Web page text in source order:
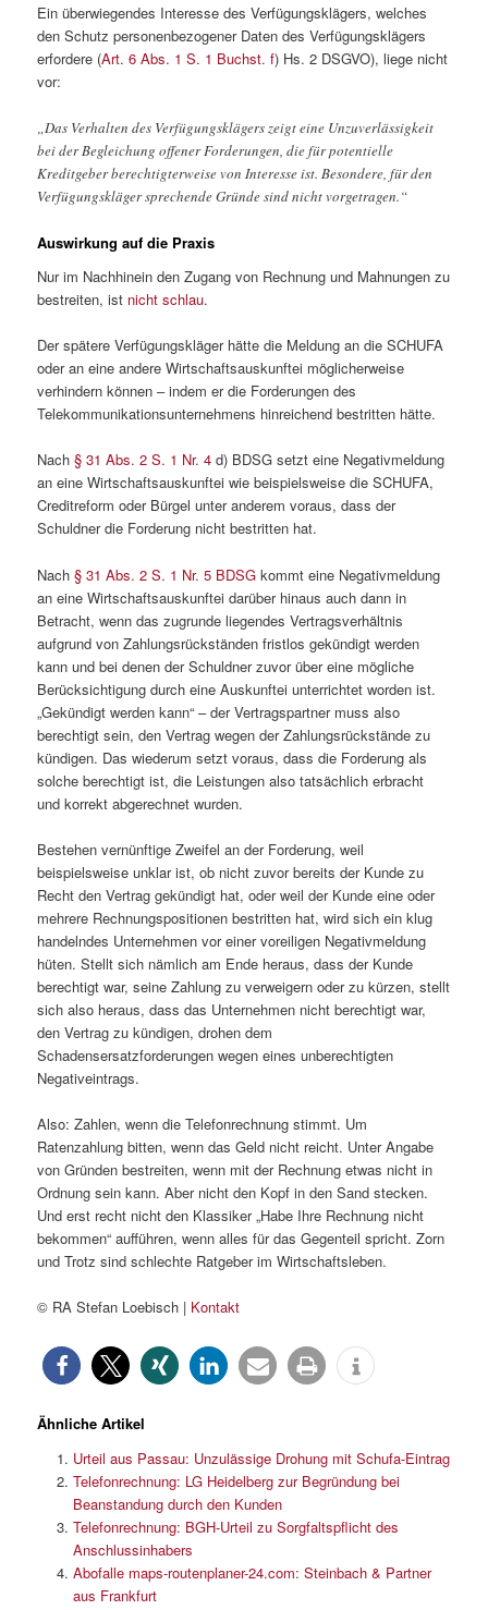
Ein überwiegendes Interesse des Verfügungsklägers, welches
den Schutz personenbezogener Daten des Verfügungsklägers
erfordere (Art. 6 Abs. 1 S. 1 Buchst. f) Hs. 2 DSGVO), liege nicht
vor:
„Das Verhalten des Verfügungsklägers zeigt eine Unzuverlässigkeit
bei der Begleichung offener Forderungen, die für potentielle
Kreditgeber berechtigterweise von Interesse ist. Besondere, für den
Verfügungskläger sprechende Gründe sind nicht vorgetragen.“
Auswirkung auf die Praxis
Nur im Nachhinein den Zugang von Rechnung und Mahnungen zu
bestreiten, ist nicht schlau.
Der spätere Verfügungskläger hätte die Meldung an die SCHUFA
oder an eine andere Wirtschaftsauskunftei möglicherweise
verhindern können – indem er die Forderungen des
Telekommunikationsunternehmens hinreichend bestritten hätte.
Nach§ 31 Abs. 2 S. 1 Nr. 4 d) BDSG setzt eine Negativmeldung
an eine Wirtschaftsauskunftei wie beispielsweise die SCHUFA,
Creditreform oder Bürgel unter anderem voraus, dass der
Schuldner die Forderung nicht bestritten hat.
Nach§ 31 Abs. 2 S. 1 Nr. 5 BDSG kommt eine Negativmeldung
an eine Wirtschaftsauskunftei darüber hinaus auch dann in
Betracht, wenn das zugrunde liegendes Vertragsverhältnis
aufgrund von Zahlungsrückständen fristlos gekündigt werden
kann und bei denen der Schuldner zuvor über eine mögliche
Berücksichtigung durch eine Auskunftei unterrichtet worden ist.
„Gekündigt werden kann“ – der Vertragspartner muss also
berechtigt sein, den Vertrag wegen der Zahlungsrückstände zu
kündigen. Das wiederum setzt voraus, dass die Forderung als
solche berechtigt ist, die Leistungen also tatsächlich erbracht
und korrekt abgerechnet wurden.
Bestehen vernünftige Zweifel an der Forderung, weil
beispielsweise unklar ist, ob nicht zuvor bereits der Kunde zu
Recht den Vertrag gekündigt hat, oder weil der Kunde eine oder
mehrere Rechnungspositionen bestritten hat, wird sich ein klug
handelndes Unternehmen vor einer voreiligen Negativmeldung
hüten. Stellt sich nämlich am Ende heraus, dass der Kunde
berechtigt war, seine Zahlung zu verweigern oder zu kürzen, stellt
sich also heraus, dass das Unternehmen nicht berechtigt war,
den Vertrag zu kündigen, drohen dem
Schadensersatzforderungen wegen eines unberechtigten
Negativeintrags.
Also: Zahlen, wenn die Telefonrechnung stimmt. Um
Ratenzahlung bitten, wenn das Geld nicht reicht. Unter Angabe
von Gründen bestreiten, wenn mit der Rechnung etwas nicht in
Ordnung sein kann. Aber nicht den Kopf in den Sand stecken.
Und erst recht nicht den Klassiker „Habe Ihre Rechnung nicht
bekommen“ aufführen, wenn alles für das Gegenteil spricht. Zorn
und Trotz sind schlechte Ratgeber im Wirtschaftsleben.
© RA Stefan Loebisch | Kontakt
Ähnliche Artikel
Urteil aus Passau: Unzulässige Drohung mit Schufa-Eintrag
Telefonrechnung: LG Heidelberg zur Begründung bei
Beanstandung durch den Kunden
Telefonrechnung: BGH-Urteil zu Sorgfaltspflicht des
Anschlussinhabers
Abofalle maps-routenplaner-24.com: Steinbach & Partner
aus Frankfurt